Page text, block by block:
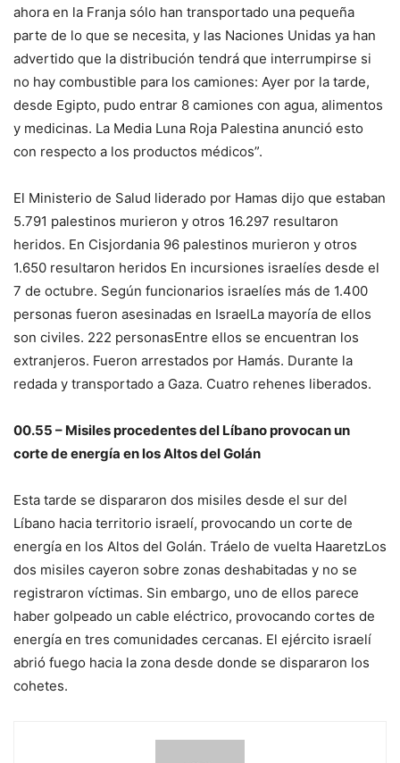
ahora en la Franja sólo han transportado una pequeña
parte de lo que se necesita, y las Naciones Unidas ya han
advertido que la distribución tendrá que interrumpirse si
no hay combustible para los camiones: Ayer por la tarde,
desde Egipto, pudo entrar 8 camiones con agua, alimentos
y medicinas. La Media Luna Roja Palestina anunció esto
con respecto a los productos médicos”.
El Ministerio de Salud liderado por Hamas dijo que estaban
5.791 palestinos murieron y otros 16.297 resultaron
heridos. En Cisjordania 96 palestinos murieron y otros
1.650 resultaron heridos En incursiones israelíes desde el
7 de octubre. Según funcionarios israelíes más de 1.400
personas fueron asesinadas en IsraelLa mayoría de ellos
son civiles. 222 personasEntre ellos se encuentran los
extranjeros. Fueron arrestados por Hamás. Durante la
redada y transportado a Gaza. Cuatro rehenes liberados.
00.55 – Misiles procedentes del Líbano provocan un
corte de energía en los Altos del Golán
Esta tarde se dispararon dos misiles desde el sur del
Líbano hacia territorio israelí, provocando un corte de
energía en los Altos del Golán. Tráelo de vuelta HaaretzLos
dos misiles cayeron sobre zonas deshabitadas y no se
registraron víctimas. Sin embargo, uno de ellos parece
haber golpeado un cable eléctrico, provocando cortes de
energía en tres comunidades cercanas. El ejército israelí
abrió fuego hacia la zona desde donde se dispararon los
cohetes.